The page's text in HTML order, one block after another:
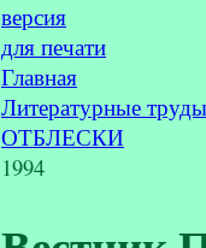
версия
для печати
Главная
Литературные
ОТБЛЕСКИ
1994